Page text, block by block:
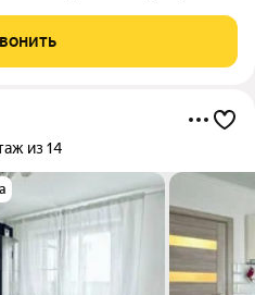
всей необходимой мебелью
из 14